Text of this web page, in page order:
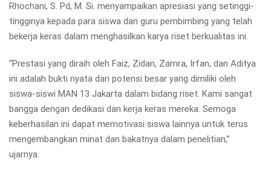
Rhochani, S. Pd, M. Si. menyampaikan apresiasi yang setinggi-
tingginya kepada para siswa dan guru pembimbing yang telah
bekerja keras dalam menghasilkan karya riset berkualitas ini.
“Prestasi yang diraih oleh Faiz, Zidan, Zamra, Irfan, dan Aditya
ini adalah bukti nyata dari potensi besar yang dimiliki oleh
siswa-siswi MAN 13 Jakarta dalam bidang riset. Kami sangat
bangga dengan dedikasi dan kerja keras mereka. Semoga
keberhasilan ini dapat memotivasi siswa lainnya untuk terus
mengembangkan minat dan bakatnya dalam penelitian,”
ujarnya.